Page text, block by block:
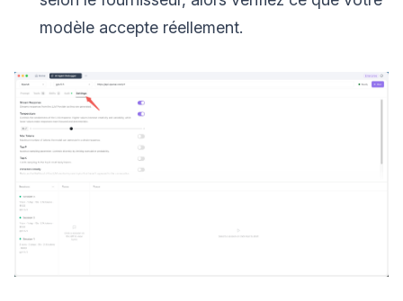
modèle accepte réellement.